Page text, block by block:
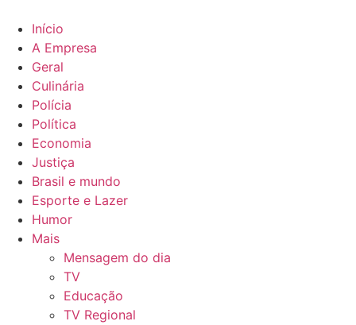
para
conteúdo
Início
A Empresa
Geral
Culinária
Polícia
Política
Economia
Justiça
Brasil e mundo
Esporte e Lazer
Humor
Mais
Mensagem do dia
TV
Educação
TV Regional